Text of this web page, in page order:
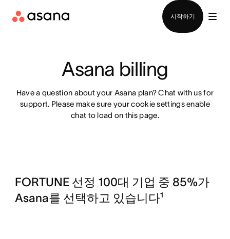
시작하기
Asana billing
Have a question about your Asana plan?Chat with us for
support. Please make sure your cookie settings enable
chat to load on this page.
FORTUNE 선정 100대 기업 중 85%가
Asana를 선택하고 있습니다¹